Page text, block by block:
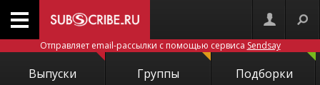
Отправляет email-рассылки с помощью сервиса Sendsay
Выпуски Группы Подборки